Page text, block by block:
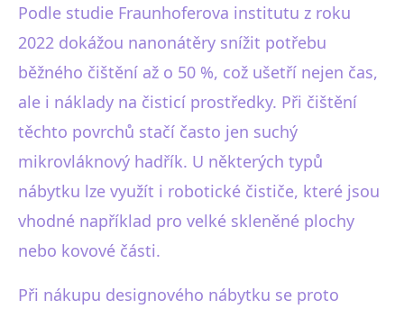
Podle studie Fraunhoferova institutu z roku
2022 dokážou nanonátěry snížit potřebu
běžného čištění až o 50 %, což ušetří nejen čas,
ale i náklady na čisticí prostředky. Při čištění
těchto povrchů stačí často jen suchý
mikrovláknový hadřík. U některých typů
nábytku lze využít i robotické čističe, které jsou
vhodné například pro velké skleněné plochy
nebo kovové části.
Při nákupu designového nábytku se proto